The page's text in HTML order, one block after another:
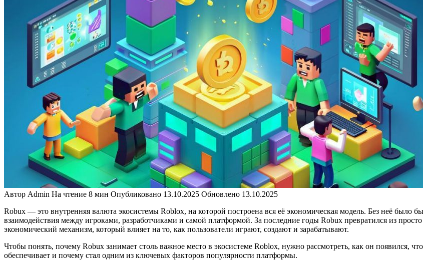
Автор Admin На чтение 8 мин Опубликовано 13.10.2025 Обновлено 13.10.2025
Robux — это внутренняя валюта экосистемы Roblox, на которой построена вся её экономическая модель. Без неё было
взаимодействия между игроками, разработчиками и самой платформой. За последние годы Robux превратился из
экономический механизм, который влияет на то, как пользователи играют, создают и зарабатывают.
Чтобы понять, почему Robux занимает столь важное место в экосистеме Roblox, нужно рассмотреть, как он появился,
обеспечивает и почему стал одним из ключевых факторов популярности платформы.